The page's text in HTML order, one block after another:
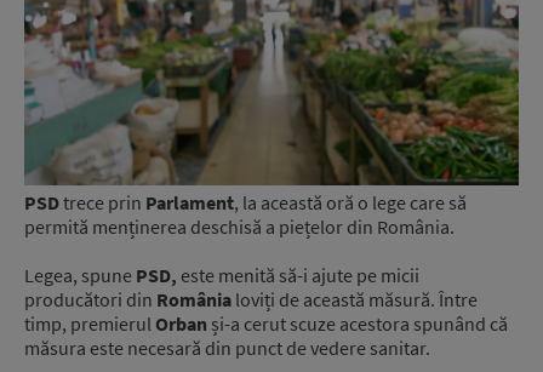
PSDtrece prin Parlament, la această oră o lege care să
permită menținerea deschisă a piețelor din România.
Legea, spune PSD, este menită să-i ajute pe micii
producători din România loviți de această măsură. Între
timp, premierul Orban și-a cerut scuze acestora spunând că
măsura este necesară din punct de vedere sanitar.